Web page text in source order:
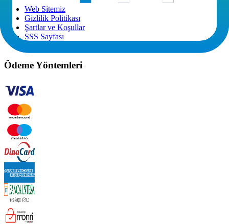
Web Sitemiz
Gizlilik Politikası
Şartlar ve Koşullar
SSS Sayfası
Ödeme Yöntemleri